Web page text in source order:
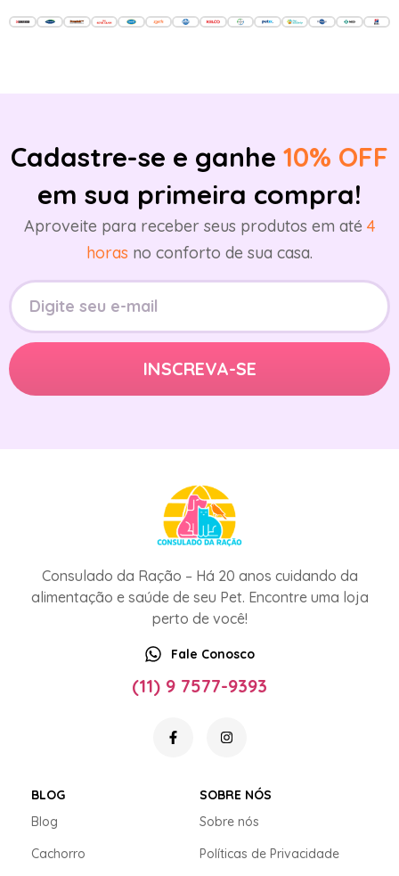
Cadastre-se e ganhe 10% OFF
em sua primeira compra!
Aproveite para receber seus produtos em até 4
horas no conforto de sua casa.
Consulado da Ração – Há 20 anos cuidando da
alimentação e saúde de seu Pet. Encontre uma loja
perto de você!
Fale Conosco
(11) 9 7577-9393
BLOG
Blog
Cachorro
SOBRE NÓS
Sobre nós
Políticas de Privacidade